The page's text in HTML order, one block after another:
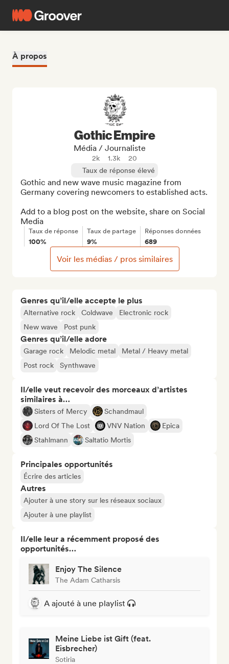
À propos
Genres qu’il/elle accepte le plus
Alternative rock Coldwave
Electronic rock
New wave
Post punk
Genres qu’il/elle adore
Garage rock Melodic metal
Metal / Heavy metal
Post rock
Synthwave
Il/elle veut recevoir des morceaux d’artistes
similaires à…
Sisters of Mercy
Schandmaul
Lord Of The Lost
VNV Nation
Epica
Stahlmann
Saltatio Mortis
Principales opportunités
Écrire des articles
Autres
Ajouter à une story sur les réseaux sociaux
Ajouter à une playlist
Il/elle leur a récemment proposé des
opportunités…
Enjoy The Silence
The Adam Catharsis
A ajouté à une playlist
Meine Liebe ist Gift (feat.
Eisbrecher)
Sotiria
Gothic Empire
Média / Journaliste
2k 1.3k
20
Taux de réponse élevé
Gothic and new wave music magazine from
Germany covering newcomers to established acts.
Add to a blog post on the website, share on Social
Media
Taux de réponse
100%
Taux de partage
9%
Réponses données
689
Voir les médias / pros similaires